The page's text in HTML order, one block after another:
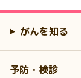
がんを知る
予防・検診